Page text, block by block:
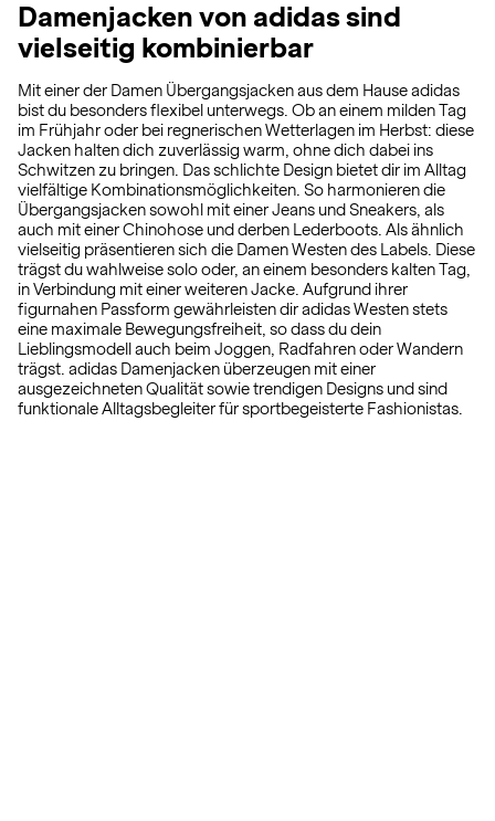
Damenjacken von adidas sind
vielseitig kombinierbar
Mit einer der Damen Übergangsjacken aus dem Hause adidas
bist du besonders flexibel unterwegs. Ob an einem milden Tag
im Frühjahr oder bei regnerischen Wetterlagen im Herbst: diese
Jacken halten dich zuverlässig warm, ohne dich dabei ins
Schwitzen zu bringen. Das schlichte Design bietet dir im Alltag
vielfältige Kombinationsmöglichkeiten. So harmonieren die
Übergangsjacken sowohl mit einer Jeans und Sneakers, als
auch mit einer Chinohose und derben Lederboots. Als ähnlich
vielseitig präsentieren sich die Damen Westen des Labels. Diese
trägst du wahlweise solo oder, an einem besonders kalten Tag,
in Verbindung mit einer weiteren Jacke. Aufgrund ihrer
figurnahen Passform gewährleisten dir adidas Westen stets
eine maximale Bewegungsfreiheit, so dass du dein
Lieblingsmodell auch beim Joggen, Radfahren oder Wandern
trägst. adidas Damenjacken überzeugen mit einer
ausgezeichneten Qualität sowie trendigen Designs und sind
funktionale Alltagsbegleiter für sportbegeisterte Fashionistas.